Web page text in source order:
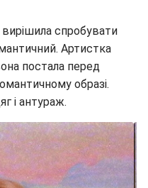
спробувати
Артистка
постала перед
образі.
і антураж.